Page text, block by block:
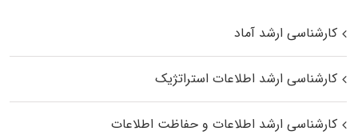
کارشناسی ارشد آماد
کارشناسی ارشد اطلاعات استراتژیک
کارشناسی ارشد اطلاعات و حفاظت اطلاعات